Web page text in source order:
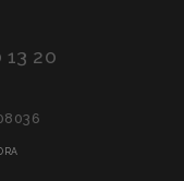
20
(CURRENT)